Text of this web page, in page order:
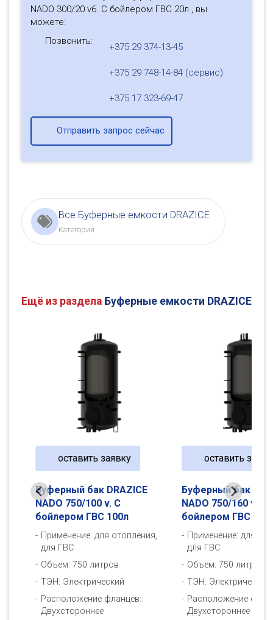
NADO 300/20 v6. С бойлером ГВС 20л , вы
можете:
Позвонить:
+375 29 374-13-45
+375 29 748-14-84 (сервис)
+375 17 323-69-47
Отправить запрос сейчас
Все Буферные емкости DRAZICE
Категория
Ещё из раздела Буферные емкости DRAZICE
Буферный бак DRAZICE
NADO 750/100 v. С
бойлером ГВС 100л
Применение: для отопления,
для ГВС
Объем: 750 литров
ТЭН: Электрический
Расположение фланцев:
Двухстороннее
оставить заявку
Буферный бак
NADO 750/160 v1. С
бойлером ГВС
Применение: для
для ГВС
Объем: 750 литров
ТЭН: Электрический
Расположение
Двухстороннее
оставить